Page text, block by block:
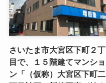
さいたま市大宮区下町２丁
目で、１５階建てマンショ
ン「（仮称）大宮区下町二